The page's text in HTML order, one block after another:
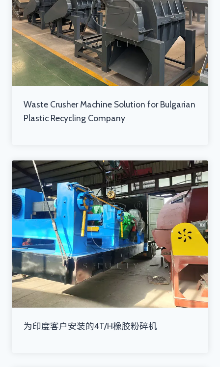
Waste Crusher Machine Solution for Bulgarian
Plastic Recycling Company
为印度客户安装的4T/H橡胶粉碎机